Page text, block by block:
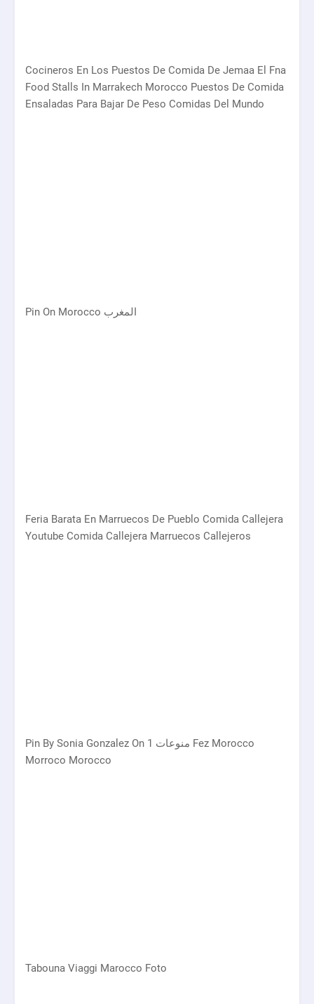
Cocineros En Los Puestos De Comida De Jemaa El Fna
Food Stalls In Marrakech Morocco Puestos De Comida
Ensaladas Para Bajar De Peso Comidas Del Mundo
Pin On Morocco المغرب
Feria Barata En Marruecos De Pueblo Comida Callejera
Youtube Comida Callejera Marruecos Callejeros
Pin By Sonia Gonzalez On منوعات 1 Fez Morocco
Morroco Morocco
Tabouna Viaggi Marocco Foto